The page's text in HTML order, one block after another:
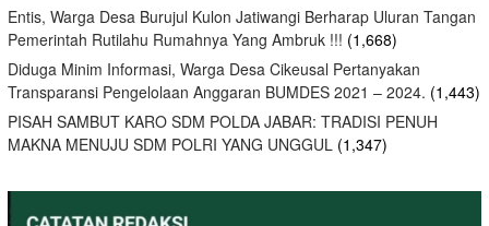
Entis, Warga Desa Burujul Kulon Jatiwangi Berharap Uluran Tangan
Pemerintah Rutilahu Rumahnya Yang Ambruk !!! (1,668)
Diduga Minim Informasi, Warga Desa Cikeusal Pertanyakan
Transparansi Pengelolaan Anggaran BUMDES 2021 – 2024. (1,443)
PISAH SAMBUT KARO SDM POLDA JABAR: TRADISI PENUH
MAKNA MENUJU SDM POLRI YANG UNGGUL (1,347)